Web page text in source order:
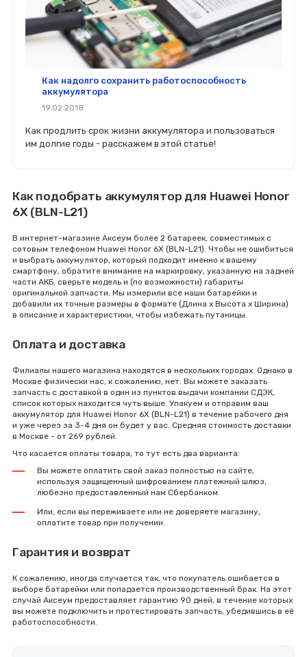
Как надолго сохранить работоспособность
аккумулятора
19.02.2018
Как продлить срок жизни аккумулятора и пользоваться
им долгие годы - расскажем в этой статье!
Как подобрать аккумулятор для Huawei Honor
6X (BLN-L21)
В интернет-магазине Аксеум более 2 батареек, совместимых с
сотовым телефоном Huawei Honor 6X (BLN-L21). Чтобы не ошибиться
и выбрать аккумулятор, который подходит именно к вашему
смартфону, обратите внимание на маркировку, указанную на задней
части АКБ, сверьте модель и (по возможности) габариты
оригинальной запчасти. Мы измерили все наши батарейки и
добавили их точные размеры в формате (Длина x Высота x Ширина)
в описание и характеристики, чтобы избежать путаницы.
Оплата и доставка
Филиалы нашего магазина находятся в нескольких городах. Однако в
Москве физически нас, к сожалению, нет. Вы можете заказать
запчасть с доставкой в один из пунктов выдачи компании СДЭК,
список которых находится чуть выше. Упакуем и отправим ваш
аккумулятор для Huawei Honor 6X (BLN-L21) в течение рабочего дня
и уже через за 3-4 дня он будет у вас. Средняя стоимость доставки
в Москве - от 269 рублей.
Что касается оплаты товара, то тут есть два варианта:
Вы можете оплатить свой заказ полностью на сайте,
используя защищенный шифрованием платежный шлюз,
любезно предоставленный нам Сбербанком.
Или, если вы переживаете или не доверяете магазину,
оплатите товар при получении.
Гарантия и возврат
К сожалению, иногда случается так, что покупатель ошибается в
выборе батарейки или попадается производственный брак. На этот
случай Аксеум предоставляет гарантию 90 дней, в течение которых
вы можете подключить и протестировать запчасть, убедившись в её
работоспособности.